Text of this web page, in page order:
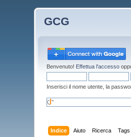
GCG
Benvenuto! Effettua l'accesso
Inserisci il nome utente, la
Indice Aiuto Ricerca Tags